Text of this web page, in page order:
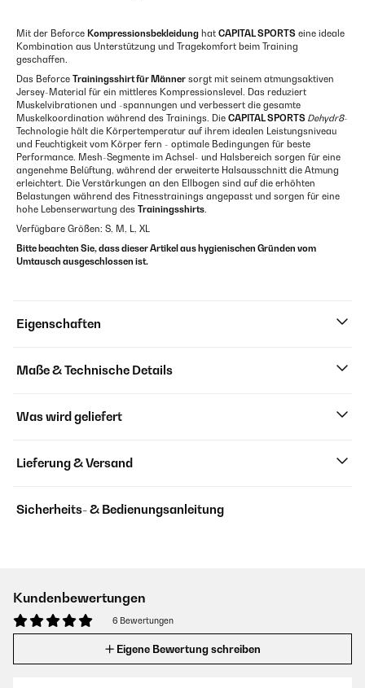
Mit der Beforce Kompressionsbekleidung hat CAPITAL SPORTS eine ideale
Kombination aus Unterstützung und Tragekomfort beim Training
geschaffen.
Das Beforce Trainingsshirt für Männer sorgt mit seinem atmungsaktiven
Jersey-Material für ein mittleres Kompressionslevel. Das reduziert
Muskelvibrationen und -spannungen und verbessert die gesamte
Muskelkoordination während des Trainings. Die CAPITAL SPORTS Dehydr8-
Technologie hält die Körpertemperatur auf ihrem idealen Leistungsniveau
und Feuchtigkeit vom Körper fern - optimale Bedingungen für beste
Performance. Mesh-Segmente im Achsel- und Halsbereich sorgen für eine
angenehme Belüftung, während der erweiterte Halsausschnitt die Atmung
erleichtert. Die Verstärkungen an den Ellbogen sind auf die erhöhten
Belastungen während des Fitnesstrainings angepasst und sorgen für eine
hohe Lebenserwartung des Trainingsshirts.
Verfügbare Größen: S, M, L, XL
Bitte beachten Sie, dass dieser Artikel aus hygienischen Gründen vom
Umtausch ausgeschlossen ist.
Eigenschaften
Maße & Technische Details
Was wird geliefert
Lieferung & Versand
Sicherheits- & Bedienungsanleitung
Kundenbewertungen
6 Bewertungen
Eigene Bewertung schreiben